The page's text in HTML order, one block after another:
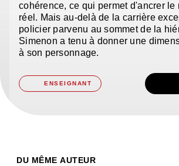
cohérence, ce qui permet d'ancrer le
réel. Mais au-delà de la carrière
policier parvenu au sommet de la
Simenon a tenu à donner une
à son personnage.
ENSEIGNANT
DU MÊME AUTEUR